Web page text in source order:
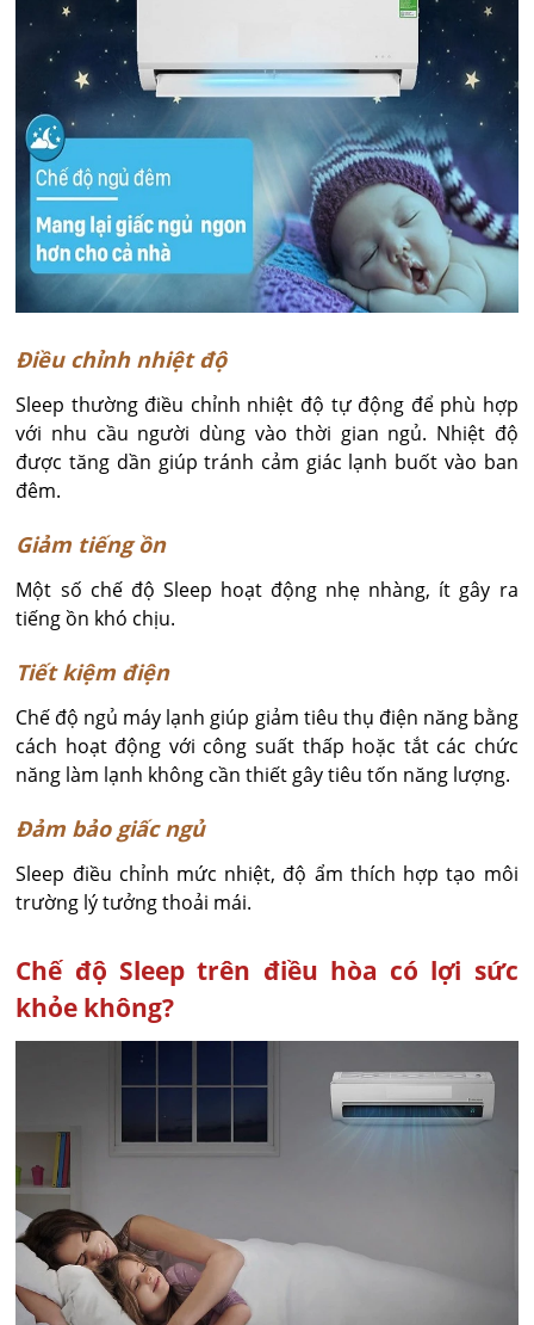
Điều chỉnh nhiệt độ
Sleep thường điều chỉnh nhiệt độ tự động để phù hợp
với nhu cầu người dùng vào thời gian ngủ. Nhiệt độ
được tăng dần giúp tránh cảm giác lạnh buốt vào ban
đêm.
Giảm tiếng ồn
Một số chế độ Sleep hoạt động nhẹ nhàng, ít gây ra
tiếng ồn khó chịu.
Tiết kiệm điện
Chế độ ngủ máy lạnh giúp giảm tiêu thụ điện năng bằng
cách hoạt động với công suất thấp hoặc tắt các chức
năng làm lạnh không cần thiết gây tiêu tốn năng lượng.
Đảm bảo giấc ngủ
Sleep điều chỉnh mức nhiệt, độ ẩm thích hợp tạo môi
trường lý tưởng thoải mái.
Chế độ Sleep trên điều hòa có lợi sức
khỏe không?